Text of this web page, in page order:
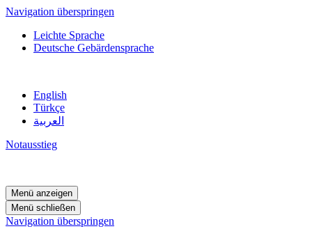
Navigation überspringen
Leichte Sprache
Deutsche Gebärdensprache
English
Türkçe
العربية
Notausstieg
Menü anzeigen
Menü schließen
Navigation überspringen